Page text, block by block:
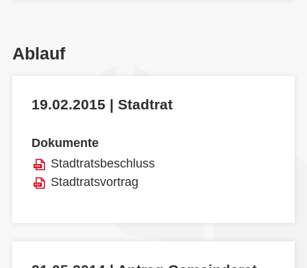
Ablauf
19.02.2015 | Stadtrat
Dokumente
Stadtratsbeschluss
Stadtratsvortrag